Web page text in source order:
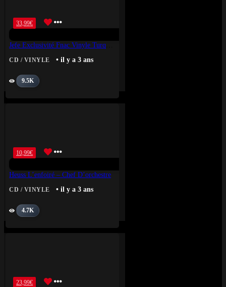
33,99€
CD / VINYLE • il y a 3 ans
9.5K
10,99€
Heuss L’enfoiré – Chef D’orchestre
CD / VINYLE • il y a 3 ans
4.7K
23,99€